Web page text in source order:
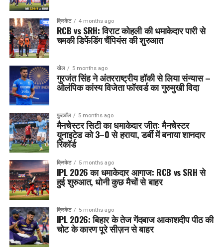
क्रिकेट 4 months ago
RCB vs SRH: विराट कोहली की धमाकेदार पारी से
चमकी डिफेंडिंग चैंपियंस की शुरुआत
खेल 5 months ago
गुरजंत सिंह ने अंतरराष्ट्रीय हॉकी से लिया संन्यास –
ओलंपिक कांस्य विजेता फॉरवर्ड का गुरुमुखी विदा
फुटबॉल 5 months ago
मैनचेस्टर सिटी का धमाकेदार जीत: मैनचेस्टर
यूनाइटेड को 3–0 से हराया, डर्बी में बनाया शानदार
रिकॉर्ड
क्रिकेट 5 months ago
IPL 2026 का धमाकेदार आगाज: RCB vs SRH से
हुई शुरुआत, धोनी कुछ मैचों से बाहर
क्रिकेट 5 months ago
IPL 2026: बिहार के तेज गेंदबाज आकाशदीप पीठ की
चोट के कारण पूरे सीज़न से बाहर